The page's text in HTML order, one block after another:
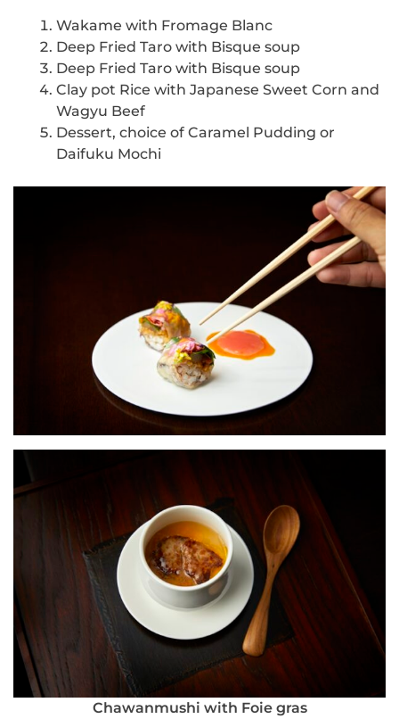
Wakame with Fromage Blanc
Deep Fried Taro with Bisque soup
Deep Fried Taro with Bisque soup
Clay pot Rice with Japanese Sweet Corn and
Wagyu Beef
Dessert, choice of Caramel Pudding or
Daifuku Mochi
Chawanmushi with Foie gras